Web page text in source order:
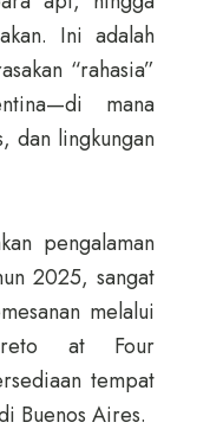
Ini adalah
“rahasia”
mana
dan lingkungan
pengalaman
2025, sangat
melalui
at Four
tempat
Buenos Aires.